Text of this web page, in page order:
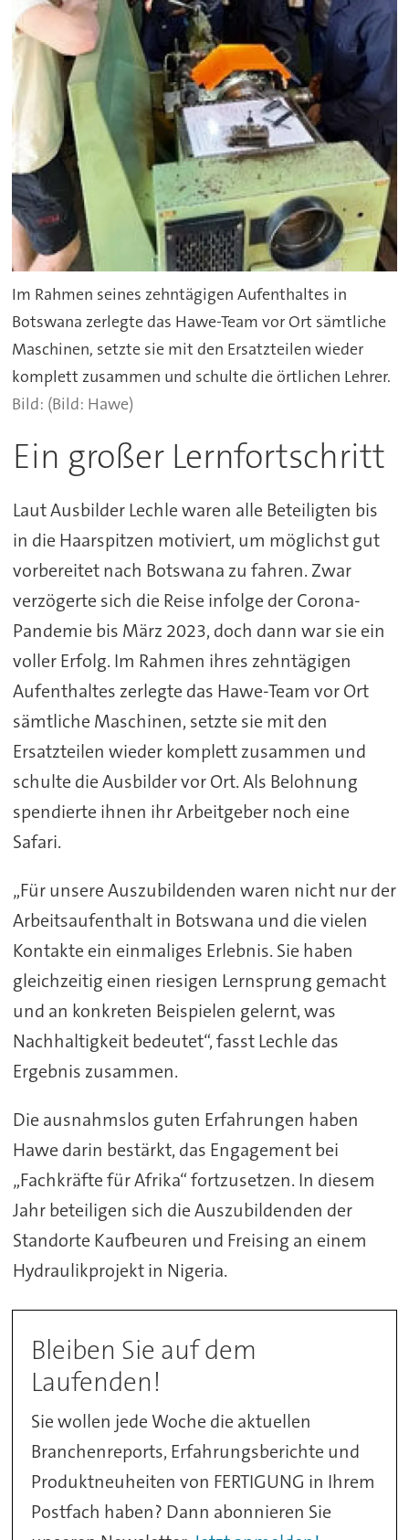
Im Rahmen seines zehntägigen Aufenthaltes in
Botswana zerlegte das Hawe-Team vor Ort sämtliche
Maschinen, setzte sie mit den Ersatzteilen wieder
komplett zusammen und schulte die örtlichen Lehrer.
(Bild: Hawe)
Ein großer Lernfortschritt
Laut Ausbilder Lechle waren alle Beteiligten bis
in die Haarspitzen motiviert, um möglichst gut
vorbereitet nach Botswana zu fahren. Zwar
verzögerte sich die Reise infolge der Corona-
Pandemie bis März 2023, doch dann war sie ein
voller Erfolg. Im Rahmen ihres zehntägigen
Aufenthaltes zerlegte das Hawe-Team vor Ort
sämtliche Maschinen, setzte sie mit den
Ersatzteilen wieder komplett zusammen und
schulte die Ausbilder vor Ort. Als Belohnung
spendierte ihnen ihr Arbeitgeber noch eine
Safari.
„Für unsere Auszubildenden waren nicht nur der
Arbeitsaufenthalt in Botswana und die vielen
Kontakte ein einmaliges Erlebnis. Sie haben
gleichzeitig einen riesigen Lernsprung gemacht
und an konkreten Beispielen gelernt, was
Nachhaltigkeit bedeutet“, fasst Lechle das
Ergebnis zusammen.
Die ausnahmslos guten Erfahrungen haben
Hawe darin bestärkt, das Engagement bei
„Fachkräfte für Afrika“ fortzusetzen. In diesem
Jahr beteiligen sich die Auszubildenden der
Standorte Kaufbeuren und Freising an einem
Hydraulikprojekt in Nigeria.
Bleiben Sie auf dem
Laufenden!
Sie wollen jede Woche die aktuellen
Branchenreports, Erfahrungsberichte und
Produktneuheiten von FERTIGUNG in Ihrem
Postfach haben? Dann abonnieren Sie